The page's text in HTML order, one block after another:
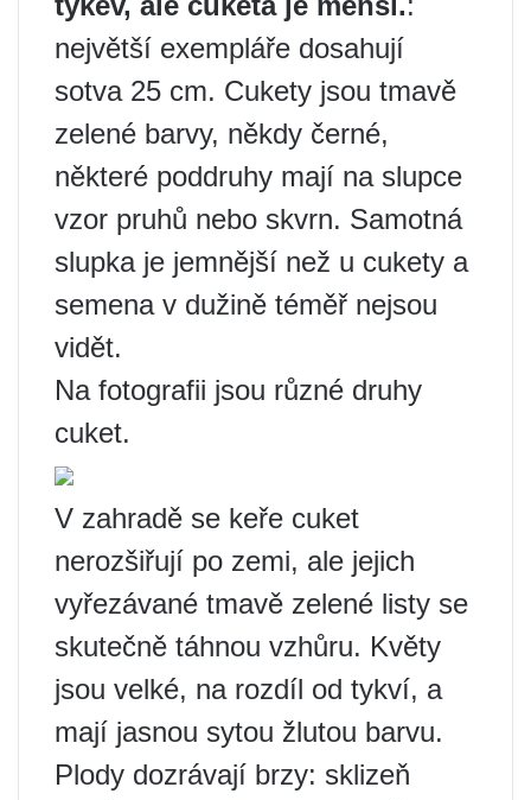
největší exempláře dosahují
sotva 25 cm. Cukety jsou tmavě
zelené barvy, někdy černé,
některé poddruhy mají na slupce
vzor pruhů nebo skvrn. Samotná
slupka je jemnější než u cukety a
semena v dužině téměř nejsou
vidět.
Na fotografii jsou různé druhy
cuket.
V zahradě se keře cuket
nerozšiřují po zemi, ale jejich
vyřezávané tmavě zelené listy se
skutečně táhnou vzhůru. Květy
jsou velké, na rozdíl od tykví, a
mají jasnou sytou žlutou barvu.
Plody dozrávají brzy: sklizeň